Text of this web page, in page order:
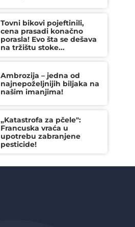
Tovni bikovi pojeftinili,
cena prasadi konačno
porasla! Evo šta se dešava
na tržištu stoke...
Ambrozija – jedna od
najnepoželjnijih biljaka na
našim imanjima!
„Katastrofa za pčele":
Francuska vraća u
upotrebu zabranjene
pesticide!